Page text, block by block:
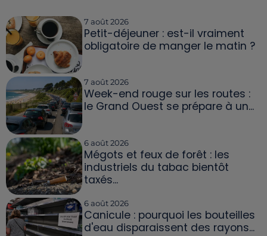
7 août 2026
Petit-déjeuner : est-il vraiment
obligatoire de manger le matin ?
7 août 2026
Week-end rouge sur les routes :
le Grand Ouest se prépare à un...
6 août 2026
Mégots et feux de forêt : les
industriels du tabac bientôt
taxés...
6 août 2026
Canicule : pourquoi les bouteilles
d'eau disparaissent des rayons...